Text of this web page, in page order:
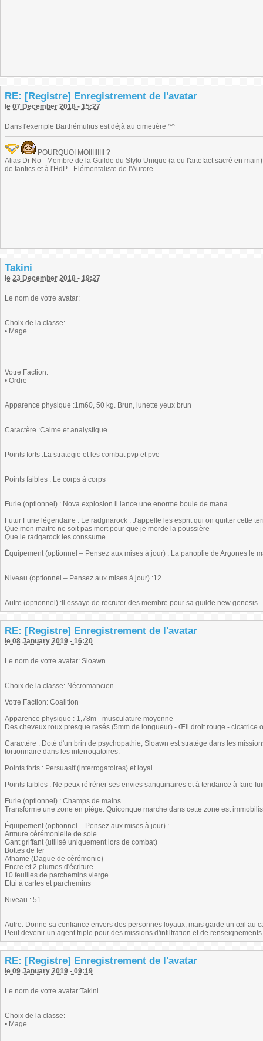
RE: [Registre] Enregistrement de l'avatar
le 07 December 2018 - 15:27
Dans l'exemple Barthémulius est déjà au cimetière ^^
POURQUOI MOIIIIIIIII ?
Alias Dr No - Membre de la Guilde du Stylo Unique (a eu l'artefact sacré en
de fanfics et à l'HdP - Elémentaliste de l'Aurore
Takini
le 23 December 2018 - 19:27
Le nom de votre avatar:
Choix de la classe:
• Mage
Votre Faction:
• Ordre
Apparence physique :1m60, 50 kg. Brun, lunette yeux brun
Caractère :Calme et analystique
Points forts :La strategie et les combat pvp et pve
Points faibles : Le corps à corps
Furie (optionnel) : Nova explosion il lance une enorme boule de mana
Futur Furie légendaire : Le radgnarock : J'appelle les esprit qui on quitter cette
Que mon maitre ne soit pas mort pour que je morde la poussière
Que le radgarock les conssume
Équipement (optionnel – Pensez aux mises à jour) : La panoplie de Argones le
Niveau (optionnel – Pensez aux mises à jour) :12
Autre (optionnel) :Il essaye de recruter des membre pour sa guilde new genesis
RE: [Registre] Enregistrement de l'avatar
le 08 January 2019 - 16:20
Le nom de votre avatar: Sloawn
Choix de la classe: Nécromancien
Votre Faction: Coalition
Apparence physique : 1,78m - musculature moyenne
Des cheveux roux presque rasés (5mm de longueur) - Œil droit rouge - cicatrice
Caractère : Doté d'un brin de psychopathie, Sloawn est stratège dans les
tortionnaire dans les interrogatoires.
Points forts : Persuasif (interrogatoires) et loyal.
Points faibles : Ne peux réfréner ses envies sanguinaires et à tendance à faire
Furie (optionnel) : Champs de mains
Transforme une zone en piège. Quiconque marche dans cette zone est
Équipement (optionnel – Pensez aux mises à jour) :
Armure cérémonielle de soie
Gant griffant (utilisé uniquement lors de combat)
Bottes de fer
Athame (Dague de cérémonie)
Encre et 2 plumes d'écriture
10 feuilles de parchemins vierge
Etui à cartes et parchemins
Niveau : 51
Autre: Donne sa confiance envers des personnes loyaux, mais garde un œil au
Peut devenir un agent triple pour des missions d'infiltration et de
RE: [Registre] Enregistrement de l'avatar
le 09 January 2019 - 09:19
Le nom de votre avatar:Takini
Choix de la classe:
• Mage